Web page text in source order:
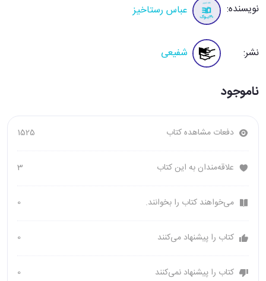
نویسنده: عباس رستاخیز
نشر: شفیعی
ناموجود
دفعات مشاهده کتاب 1525
علاقه‌مندان به این کتاب 3
می‌خواهند کتاب را بخوانند. 0
کتاب را پیشنهاد می‌کنند 0
کتاب را پیشنهاد نمی‌کنند 0